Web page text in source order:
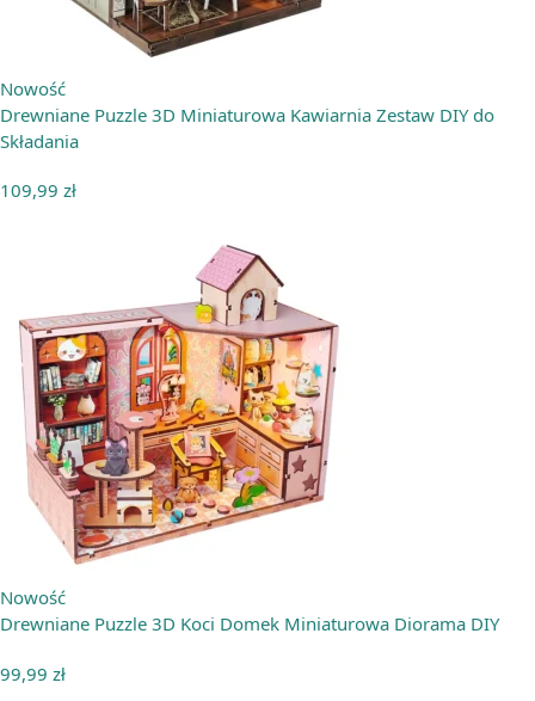
Nowość
Drewniane Puzzle 3D Miniaturowa Kawiarnia Zestaw DIY do
Składania
109,99 zł
Nowość
Drewniane Puzzle 3D Koci Domek Miniaturowa Diorama DIY
99,99 zł